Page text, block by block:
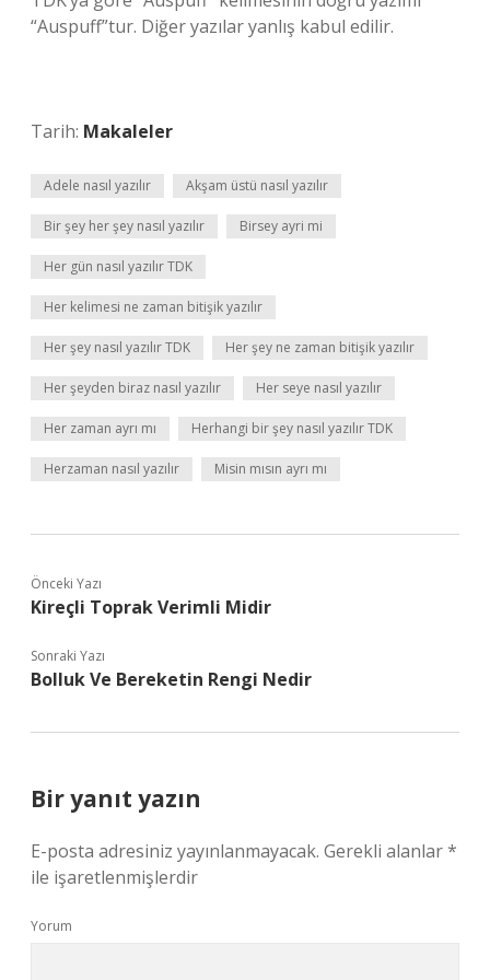
“Auspuff”tur. Diğer yazılar yanlış kabul edilir.
Tarih: Makaleler
Adele nasıl yazılır Akşam üstü nasıl yazılır
Bir şey her şey nasıl yazılır Birsey ayri mi
Her gün nasıl yazılır TDK
Her kelimesi ne zaman bitişik yazılır
Her şey nasıl yazılır TDK Her şey ne zaman bitişik yazılır
Her şeyden biraz nasıl yazılır Her seye nasıl yazılır
Her zaman ayrı mı Herhangi bir şey nasıl yazılır TDK
Herzaman nasıl yazılır Misin mısın ayrı mı
Önceki Yazı
Kireçli Toprak Verimli Midir
Sonraki Yazı
Bolluk Ve Bereketin Rengi Nedir
Bir yanıt yazın
E-posta adresiniz yayınlanmayacak. Gerekli alanlar*
ile işaretlenmişlerdir
Yorum